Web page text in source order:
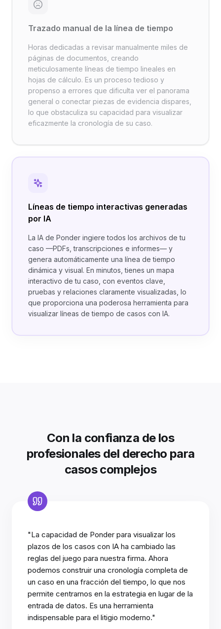
Trazado manual de la línea de tiempo
Horas dedicadas a revisar manualmente miles de
páginas de documentos, creando
meticulosamente líneas de tiempo lineales en
hojas de cálculo. Es un proceso tedioso y
propenso a errores que dificulta ver el panorama
general o conectar piezas de evidencia dispares,
lo que obstaculiza su capacidad para visualizar
eficazmente la cronología de su caso.
Líneas de tiempo interactivas generadas
por IA
La IA de Ponder ingiere todos los archivos de tu
caso —PDFs, transcripciones e informes— y
genera automáticamente una línea de tiempo
dinámica y visual. En minutos, tienes un mapa
interactivo de tu caso, con eventos clave,
pruebas y relaciones claramente visualizadas, lo
que proporciona una poderosa herramienta para
visualizar líneas de tiempo de casos con IA.
Con la confianza de los
profesionales del derecho para
casos complejos
"La capacidad de Ponder para visualizar los
plazos de los casos con IA ha cambiado las
reglas del juego para nuestra firma. Ahora
podemos construir una cronología completa de
un caso en una fracción del tiempo, lo que nos
permite centrarnos en la estrategia en lugar de la
entrada de datos. Es una herramienta
indispensable para el litigio moderno."